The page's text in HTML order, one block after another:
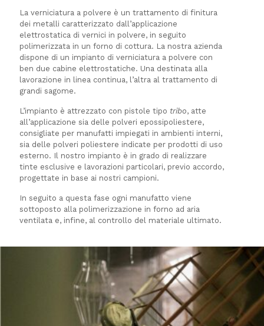
La verniciatura a polvere è un trattamento di finitura
dei metalli caratterizzato dall’applicazione
elettrostatica di vernici in polvere, in seguito
polimerizzata in un forno di cottura. La nostra azienda
dispone di un impianto di verniciatura a polvere con
ben due cabine elettrostatiche. Una destinata alla
lavorazione in linea continua, l’altra al trattamento di
grandi sagome.
L’impianto è attrezzato con pistole tipo tribo, atte
all’applicazione sia delle polveri epossipoliestere,
consigliate per manufatti impiegati in ambienti interni,
sia delle polveri poliestere indicate per prodotti di uso
esterno. Il nostro impianto è in grado di realizzare
tinte esclusive e lavorazioni particolari, previo accordo,
progettate in base ai nostri campioni.
In seguito a questa fase ogni manufatto viene
sottoposto alla polimerizzazione in forno ad aria
ventilata e, infine, al controllo del materiale ultimato.